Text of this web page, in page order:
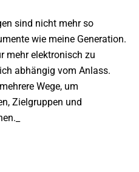
sind nicht mehr so
wie meine Generation.
mehr elektronisch zu
abhängig vom Anlass.
Wege, um
Zielgruppen und